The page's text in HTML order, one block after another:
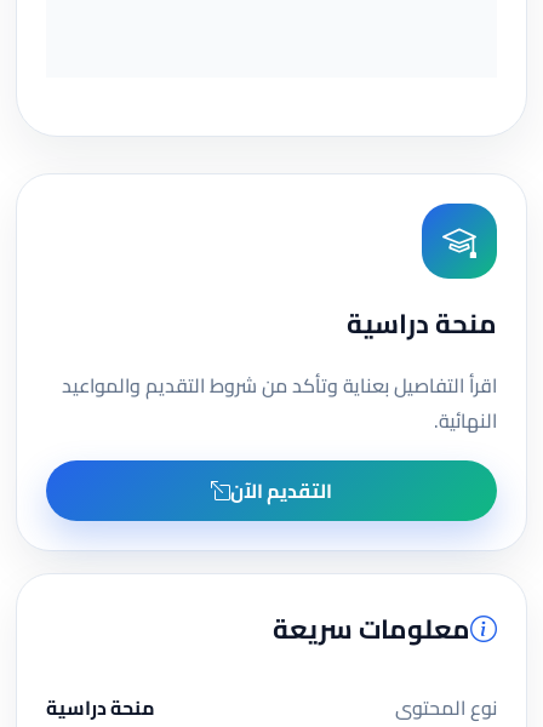
منحة دراسية
اقرأ التفاصيل بعناية وتأكد من شروط التقديم والمواعيد
النهائية.
التقديم الآن
معلومات سريعة
نوع المحتوى
منحة دراسية